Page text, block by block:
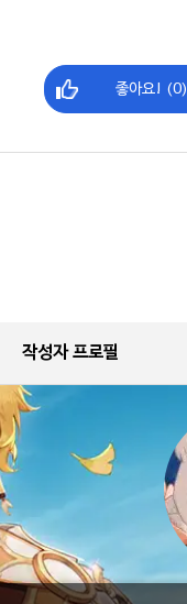
좋아요! (0)
작성자 프로필